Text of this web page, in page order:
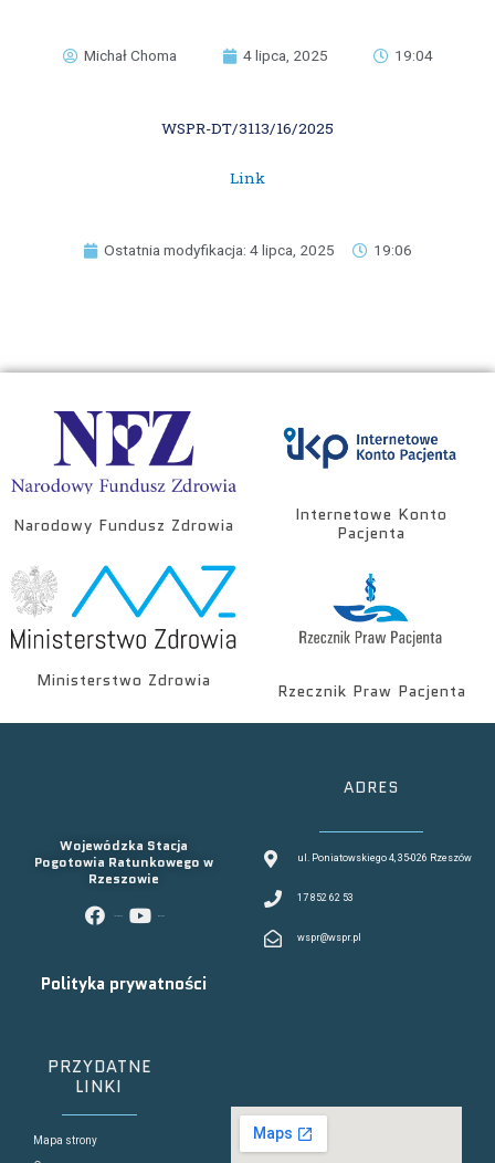
Michał Choma 4 lipca, 2025 19:04
WSPR-DT/3113/16/2025
Link
Ostatnia modyfikacja: 4 lipca, 2025 19:06
Narodowy Fundusz Zdrowia
Internetowe Konto
Pacjenta
Ministerstwo Zdrowia
Rzecznik Praw Pacjenta
Wojewódzka Stacja
Pogotowia Ratunkowego w
Rzeszowie
Polityka prywatności
ADRES
ul. Poniatowskiego 4, 35-026 Rzeszów
17 852 62 53
wspr@wspr.pl
PRZYDATNE
LINKI
Mapa strony